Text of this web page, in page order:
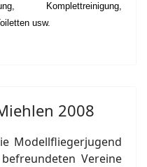
Komplettreinigung,
usw.
2008
Modellfliegerjugend
Vereine